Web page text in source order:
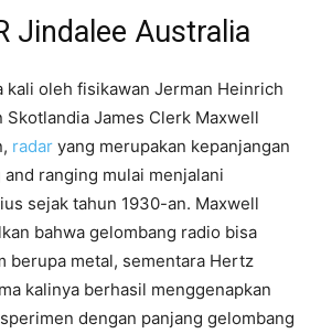
Jindalee Australia
kali oleh fisikawan Jerman Heinrich
Skotlandia James Clerk Maxwell
radar yang merupakan kepanjangan
ranging mulai menjalani
sejak tahun 1930-an. Maxwell
bahwa gelombang radio bisa
berupa metal, sementara Hertz
kalinya berhasil menggenapkan
dengan panjang gelombang